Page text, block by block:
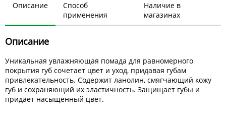
Описание
Способ
применения
Наличие в
магазинах
Описание
Уникальная увлажняющая помада для равномерного
покрытия губ сочетает цвет и уход, придавая губам
привлекательность. Содержит ланолин, смягчающий кожу
губ и сохраняющий их эластичность. Защищает губы и
придает насыщенный цвет.